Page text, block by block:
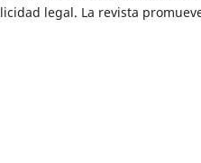
legal. La revista